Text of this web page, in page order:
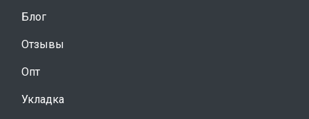
Блог
Отзывы
Опт
Укладка